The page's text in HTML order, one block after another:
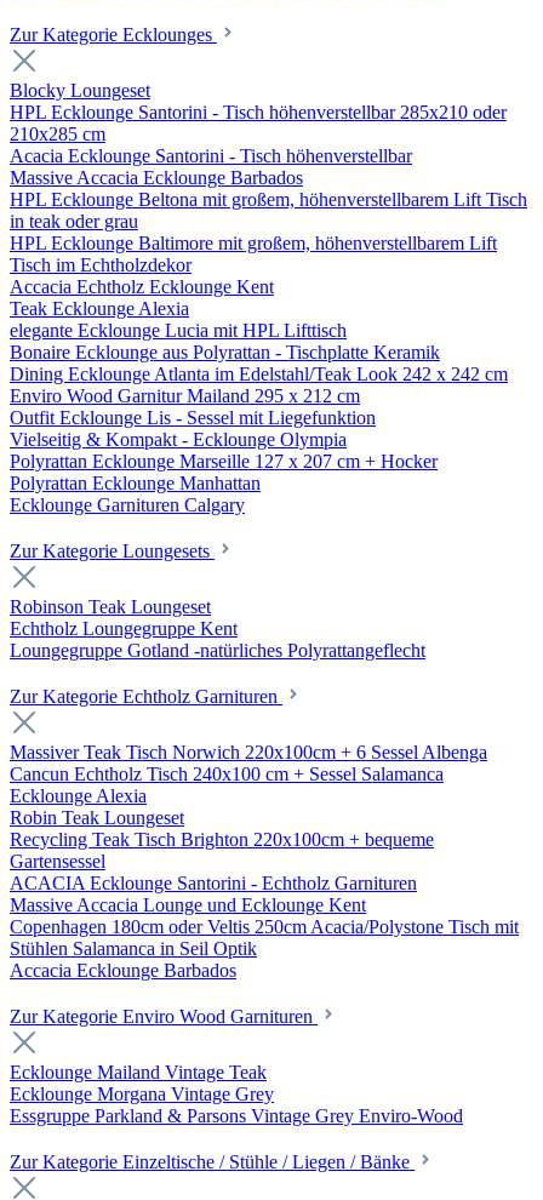
Zur Kategorie Ecklounges
Blocky Loungeset
HPL Ecklounge Santorini - Tisch höhenverstellbar 285x210 oder
210x285 cm
Acacia Ecklounge Santorini - Tisch höhenverstellbar
Massive Accacia Ecklounge Barbados
HPL Ecklounge Beltona mit großem, höhenverstellbarem Lift Tisch
in teak oder grau
HPL Ecklounge Baltimore mit großem, höhenverstellbarem Lift
Tisch im Echtholzdekor
Accacia Echtholz Ecklounge Kent
Teak Ecklounge Alexia
elegante Ecklounge Lucia mit HPL Lifttisch
Bonaire Ecklounge aus Polyrattan - Tischplatte Keramik
Dining Ecklounge Atlanta im Edelstahl/Teak Look 242 x 242 cm
Enviro Wood Garnitur Mailand 295 x 212 cm
Outfit Ecklounge Lis - Sessel mit Liegefunktion
Vielseitig & Kompakt - Ecklounge Olympia
Polyrattan Ecklounge Marseille 127 x 207 cm + Hocker
Polyrattan Ecklounge Manhattan
Ecklounge Garnituren Calgary
Zur Kategorie Loungesets
Robinson Teak Loungeset
Echtholz Loungegruppe Kent
Loungegruppe Gotland -natürliches Polyrattangeflecht
Zur Kategorie Echtholz Garnituren
Massiver Teak Tisch Norwich 220x100cm + 6 Sessel Albenga
Cancun Echtholz Tisch 240x100 cm + Sessel Salamanca
Ecklounge Alexia
Robin Teak Loungeset
Recycling Teak Tisch Brighton 220x100cm + bequeme
Gartensessel
ACACIA Ecklounge Santorini - Echtholz Garnituren
Massive Accacia Lounge und Ecklounge Kent
Copenhagen 180cm oder Veltis 250cm Acacia/Polystone Tisch mit
Stühlen Salamanca in Seil Optik
Accacia Ecklounge Barbados
Zur Kategorie Enviro Wood Garnituren
Ecklounge Mailand Vintage Teak
Ecklounge Morgana Vintage Grey
Essgruppe Parkland & Parsons Vintage Grey Enviro-Wood
Zur Kategorie Einzeltische / Stühle / Liegen / Bänke